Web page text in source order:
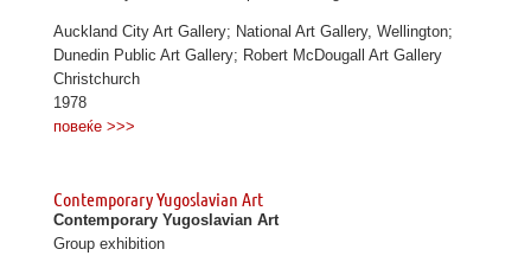
Auckland City Art Gallery; National Art Gallery, Wellington;
Dunedin Public Art Gallery; Robert McDougall Art Gallery
Christchurch
1978
повеќе >>>
Contemporary Yugoslavian Art
Contemporary Yugoslavian Art
Group exhibition